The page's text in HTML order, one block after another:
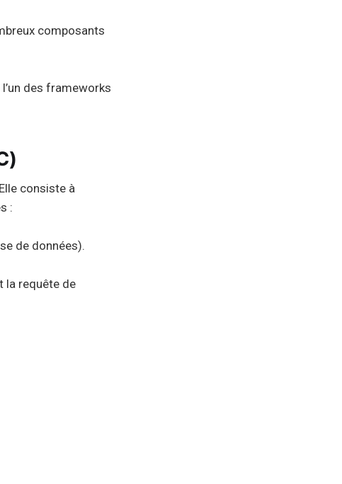
composants
des frameworks
consiste à
:
de données).
la requête de